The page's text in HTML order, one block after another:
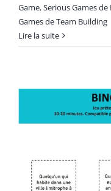
Game,Serious Games
Games de Team Building
Lire la suite